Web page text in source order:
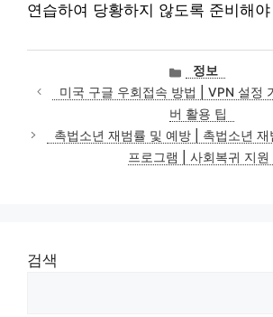
연습하여 당황하지 않도록 준비해
카
테
고
리
정보
미국 구글 우회접속 방법 | VPN 설정
버 활용 팁
촉법소년 재범률 및 예방 | 촉법소년
프로그램 | 사회복귀 지원
검색